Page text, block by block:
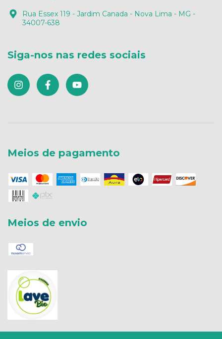
Rua Essex 119 - Jardim Canada - Nova Lima - MG -
34007-638
Siga-nos nas redes sociais
Meios de pagamento
Meios de envio